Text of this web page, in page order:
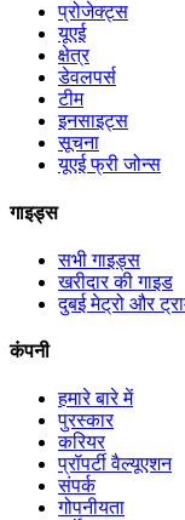
प्रोजेक्ट्स
यूएई
क्षेत्र
डेवलपर्स
टीम
इनसाइट्स
सूचना
यूएई फ्री जोन्स
गाइड्स
सभी गाइड्स
खरीदार की गाइड
दुबई मेट्रो और
कंपनी
हमारे बारे में
पुरस्कार
करियर
प्रॉपर्टी वैल्यूएशन
संपर्क
गोपनीयता